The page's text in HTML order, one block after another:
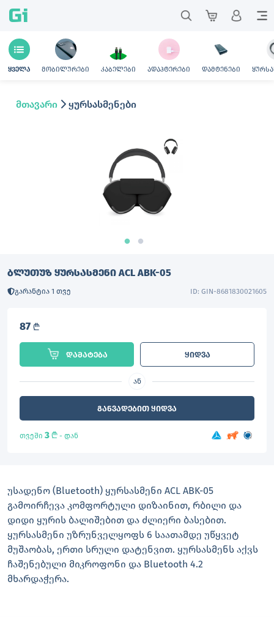
Gi
ყველა მობილურები კაბელები ადაპტერები დამტენები
მთავარი ყურსასმენები
ᲑᲚᲣᲗᲣᲖ ᲧᲣᲠᲡᲐᲡᲛᲔᲜᲘ ACL ABK-05
გარანტია 1 თვე ID: GIN-8681830021605
87 L
დამატება ყიდვა
ან
განვადებით ყიდვა
თვეში 3 L - დან
უსადენო (Bluetooth) ყურსასმენი ACL ABK-05
გამოირჩევა კომფორტული დიზაინით, რბილი და
დიდი ყურის ბალიშებით და ძლიერი ბასებით.
ყურსასმენი უზრუნველყოფს 6 საათამდე უწყვეტ
მუშაობას, ერთი სრული დატენვით. ყურსასმენს აქვს
ჩაშენებული მიკროფონი და Bluetooth 4.2
მხარდაჭერა.